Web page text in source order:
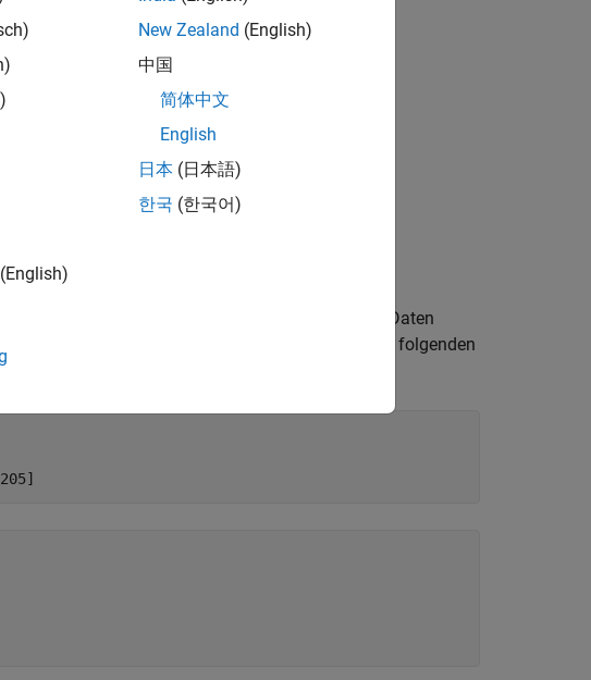
hinzuzufügen, wobei Sie jedem Feld Daten
sowohl die Struktur als auch ihr erstes Feld. Die folgenden
(English)
New Zealand (English)
中国
简体中文
English
日本 (日本語)
한국 (한국어)